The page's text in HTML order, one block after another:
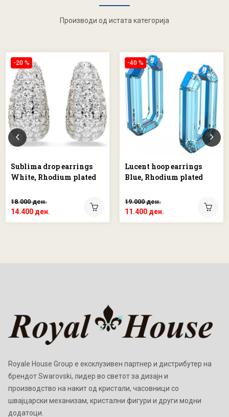
Производи од истата категорија
-20 %
Sublima drop earrings
White, Rhodium plated
18.000 ден.
14.400 ден.
-40 %
Lucent hoop earrings
Blue, Rhodium plated
19.000 ден.
11.400 ден.
Royale House Group е ексклузивен партнер и дистрибутер на
брендот Swarovski, лидер во светот за дизајн и
производство на накит од кристали, часовници со
швајцарски механизам, кристални фигури и други модни
додатоци.